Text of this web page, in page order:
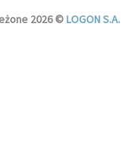
2026 ©LOGON S.A.